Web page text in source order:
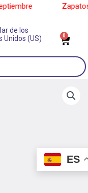
______ Zapatos
de los
Unidos (US)
0
ES